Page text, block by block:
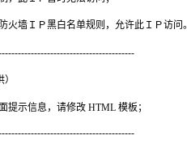
火墙ＩＰ黑白名单规则，允许此ＩＰ访问。
提示信息，请修改 HTML 模板；